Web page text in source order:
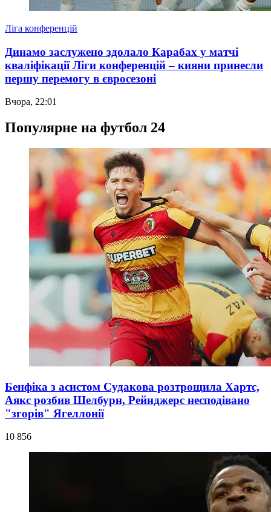
Ліга конференцій
Динамо заслужено здолало Карабах у матчі
кваліфікації Ліги конференцій – кияни принесли
першу перемогу в євросезоні
Вчора, 22:01
Популярне на футбол 24
Бенфіка з асистом Судакова розтрощила Хартс,
Аякс розбив Шелбурн, Рейнджерс несподівано
"згорів" Ягеллонії
10 856